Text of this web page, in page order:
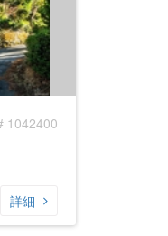
1042400
詳細